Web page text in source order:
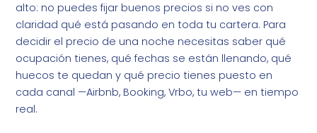
alto: no puedes fijar buenos precios si no ves con
claridad qué está pasando en toda tu cartera. Para
decidir el precio de una noche necesitas saber qué
ocupación tienes, qué fechas se están llenando, qué
huecos te quedan y qué precio tienes puesto en
cada canal —Airbnb, Booking, Vrbo, tu web— en tiempo
real.